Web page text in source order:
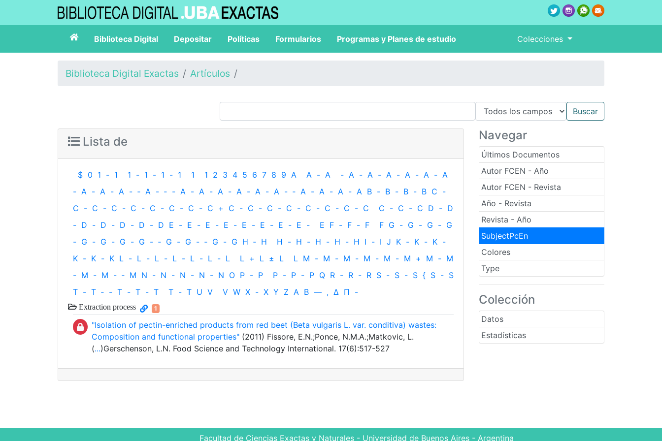
Biblioteca Digital Depositar Políticas Formularios Programas y Planes de estudio Colecciones
Biblioteca Digital Exactas Artículos
Navegar
Últimos Documentos
Autor FCEN - Año
Autor FCEN - Revista
Año - Revista
Revista - Año
SubjectPcEn
Colores
Type
Colección
Datos
Estadísticas
Lista de
$ 0 1 - 1 1 - 1 - 1 - 1 1 1 2 3 4 5 6 7 8 9 A A - A - A - A - A - A - A - A
- A - A - A - ‐ A - ‐ - A - A - A - A - A - A - ‐ A - A - A - A B - B - B - B C -
C - C - C - C - C - C - C - C + C - C - C - C - C - C - C - C C - C - C D - D
- D - D - D - D - D E - E - E - E - E - E - E - E - E F - F - F F G - G - G - G
- G - G - G - G - ‐ G - G - ‐ G - G H ‐ H H - H - H - H - H I - I J K - K - K -
K - K - K L - L - L - L - L - L - L L + L ± L L M - M - M - M - M - M + M - M
- M - M - ‐ M N - N - N - N - N O P - P P - P - P Q R - R - R S - S - S { S - S
T - T ‐ - T - T - T T - T U V V W X - X Y Z Α Β — , Δ Π -
Extraction process 1
"Isolation of pectin-enriched products from red beet (Beta vulgaris L. var. conditiva) wastes:
Composition and functional properties" (2011) Fissore, E.N.;Ponce, N.M.A.;Matkovic, L.
(...)Gerschenson, L.N. Food Science and Technology International. 17(6):517-527
Facultad de Ciencias Exactas y Naturales - Universidad de Buenos Aires - Argentina